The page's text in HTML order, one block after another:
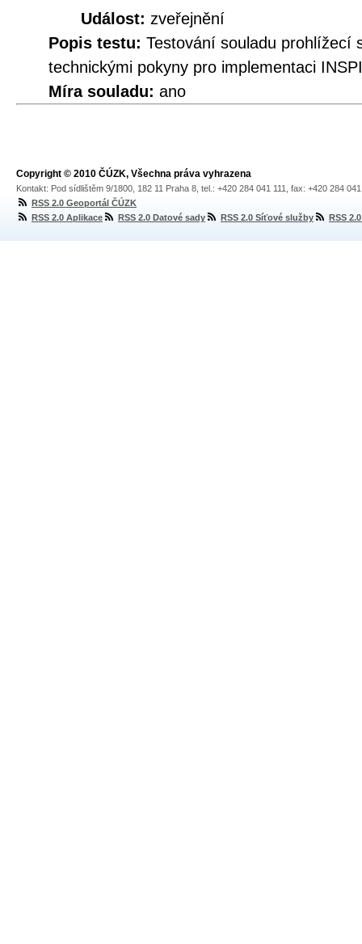
Událost: zveřejnění
Popis testu: Testování souladu prohlížecí
technickými pokyny pro implementaci
Míra souladu: ano
Copyright © 2010 ČÚZK, Všechna práva vyhrazena
Kontakt: Pod sídlištěm 9/1800, 182 11 Praha 8, tel.: +420 284 041 111, fax: +420 284
RSS 2.0 Geoportál ČÚZK
RSS 2.0 Aplikace
RSS 2.0 Datové sady RSS 2.0 Síťové služby RSS